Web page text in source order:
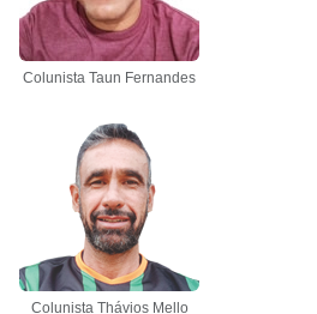
Colunista Taun Fernandes
Colunista Thávios Mello